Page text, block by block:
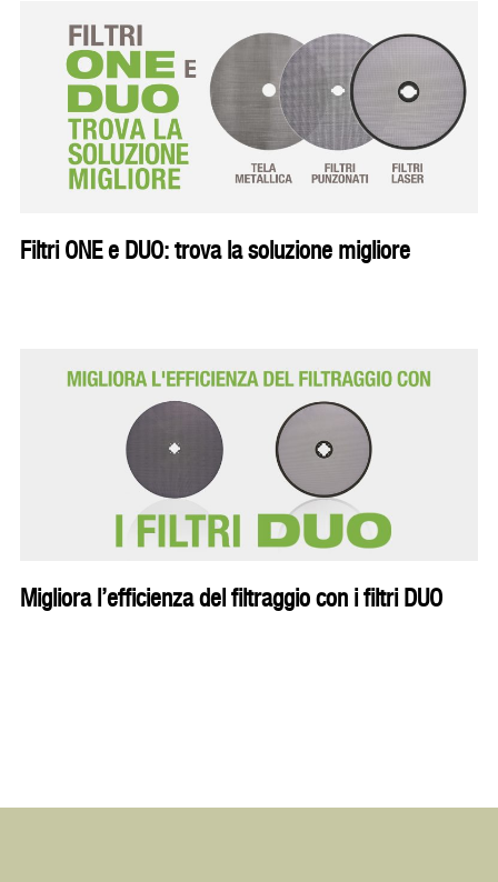
Filtri ONE e DUO: trova la soluzione migliore
Migliora l’efficienza del filtraggio con i filtri DUO